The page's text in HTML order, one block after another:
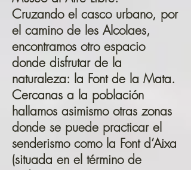
Cruzando el casco urbano, por
el camino de les Alcolaes,
encontramos otro espacio
donde disfrutar de la
naturaleza: la Font de la Mata.
Cercanas a la población
hallamos asimismo otras zonas
donde se puede practicar el
senderismo como la Font d’Aixa
(situada en el término de